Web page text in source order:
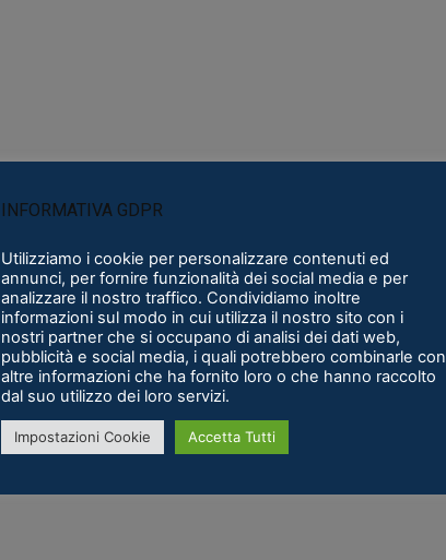
INFORMATIVA GDPR
Utilizziamo i cookie per personalizzare contenuti ed
annunci, per fornire funzionalità dei social media e per
analizzare il nostro traffico. Condividiamo inoltre
informazioni sul modo in cui utilizza il nostro sito con i
nostri partner che si occupano di analisi dei dati web,
pubblicità e social media, i quali potrebbero combinarle con
altre informazioni che ha fornito loro o che hanno raccolto
dal suo utilizzo dei loro servizi.
Impostazioni Cookie Accetta Tutti